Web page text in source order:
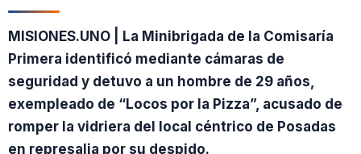
MISIONES.UNO | La Minibrigada de la Comisaría
Primera identificó mediante cámaras de
seguridad y detuvo a un hombre de 29 años,
exempleado de “Locos por la Pizza”, acusado de
romper la vidriera del local céntrico de Posadas
en represalia por su despido.